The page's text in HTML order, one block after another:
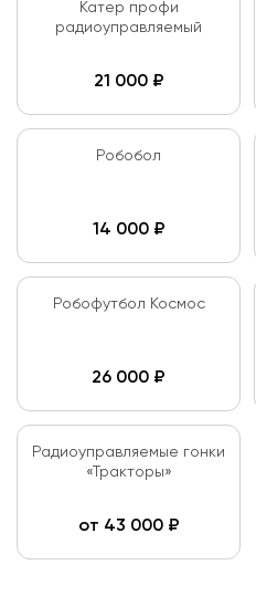
Катер профи
радиоуправляемый
21 000₽
Робобол
14 000₽
Робофутбол Космос
26 000 ₽
Радиоуправляемые гонки
«Тракторы»
от 43 000₽